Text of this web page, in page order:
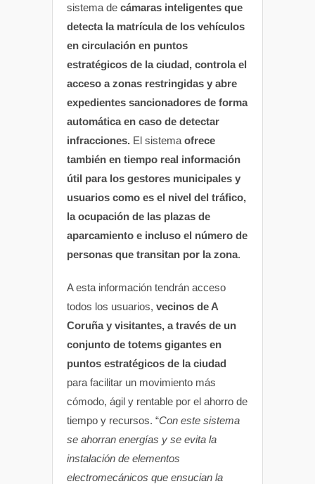
sistema de cámaras inteligentes que
detecta la matrícula de los vehículos
en circulación en puntos
estratégicos de la ciudad, controla el
acceso a zonas restringidas y abre
expedientes sancionadores de forma
automática en caso de detectar
infracciones. El sistema ofrece
también en tiempo real información
útil para los gestores municipales y
usuarios como es el nivel del tráfico,
la ocupación de las plazas de
aparcamiento e incluso el número de
personas que transitan por la zona.
A esta información tendrán acceso
todos los usuarios, vecinos de A
Coruña y visitantes, a través de un
conjunto de totems gigantes en
puntos estratégicos de la ciudad
para facilitar un movimiento más
cómodo, ágil y rentable por el ahorro de
tiempo y recursos. “Con este sistema
se ahorran energías y se evita la
instalación de elementos
electromecánicos que ensucian la